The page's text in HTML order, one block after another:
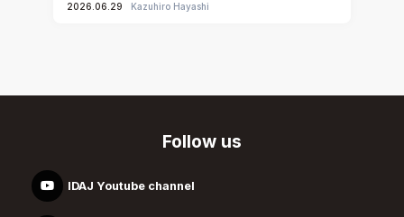
2026.06.29 Kazuhiro Hayashi
Follow us
IDAJ Youtube channel